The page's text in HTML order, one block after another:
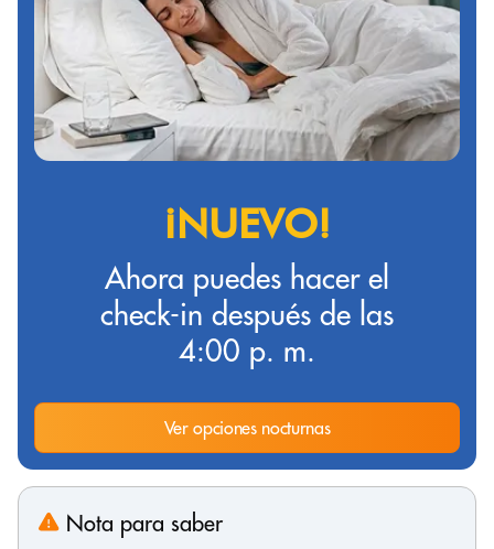
¡NUEVO!
Ahora puedes hacer el
check-in después de las
4:00 p. m.
Ver opciones nocturnas
Nota para saber